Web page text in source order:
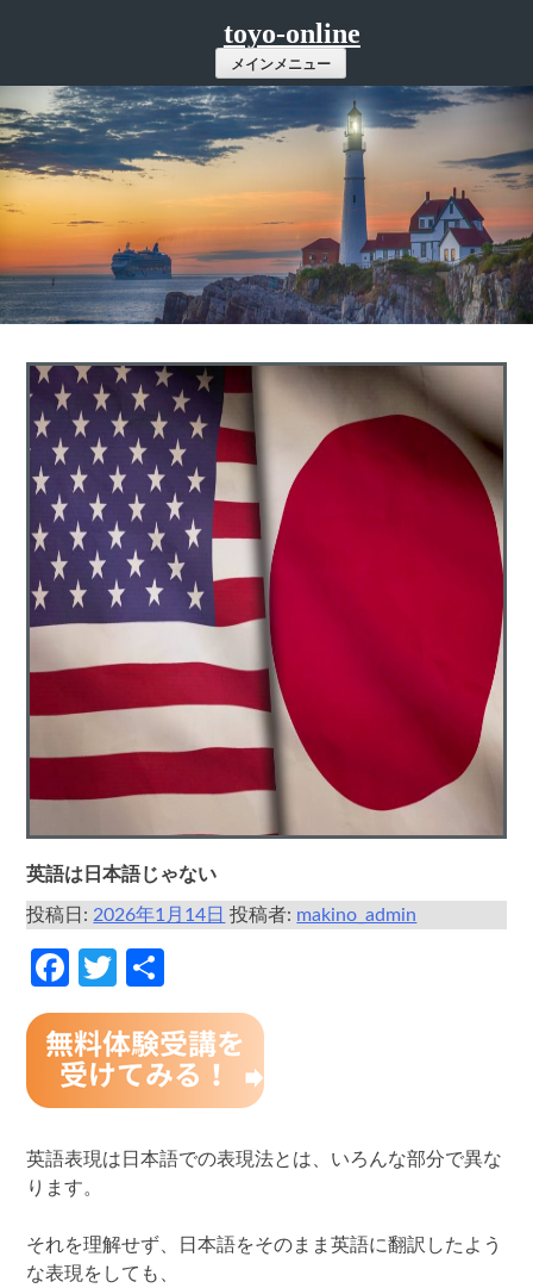
ツ
へ
ス
キ
ッ
プ
toyo-online
メインメニュー
英語は日本語じゃない
投稿日:2026年1月14日 投稿者: makino_admin
Facebook
Twitter
有
英語表現は日本語での表現法とは、いろんな部分で異な
ります。
それを理解せず、日本語をそのまま英語に翻訳したよう
な表現をしても、